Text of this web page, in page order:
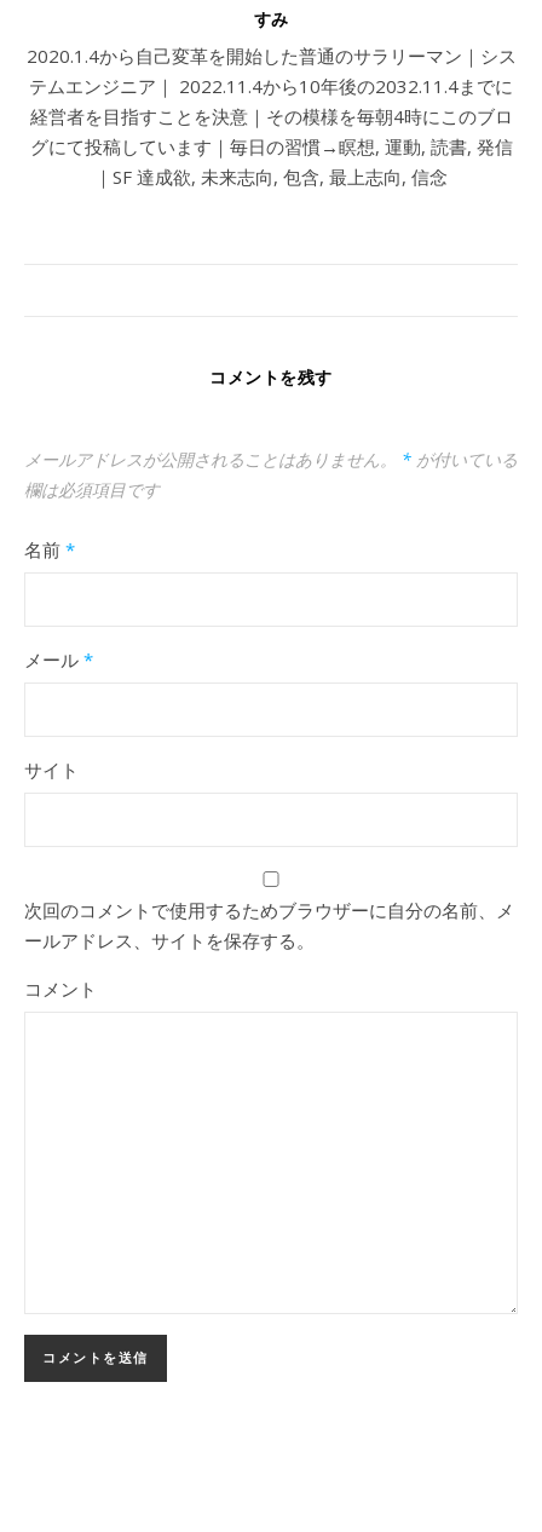
すみ
2020.1.4から自己変革を開始した普通のサラリーマン｜シス
テムエンジニア｜ 2022.11.4から10年後の2032.11.4までに
経営者を目指すことを決意｜その模様を毎朝4時にこのブロ
グにて投稿しています｜毎日の習慣→瞑想, 運動, 読書, 発信
｜SF 達成欲, 未来志向, 包含, 最上志向, 信念
コメントを残す
メールアドレスが公開されることはありません。 * が付いている
欄は必須項目です
名前 *
メール *
サイト
次回のコメントで使用するためブラウザーに自分の名前、メ
ールアドレス、サイトを保存する。
コメント